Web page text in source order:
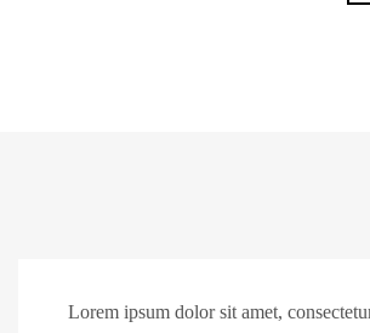
Lorem ipsum dolor sit amet,